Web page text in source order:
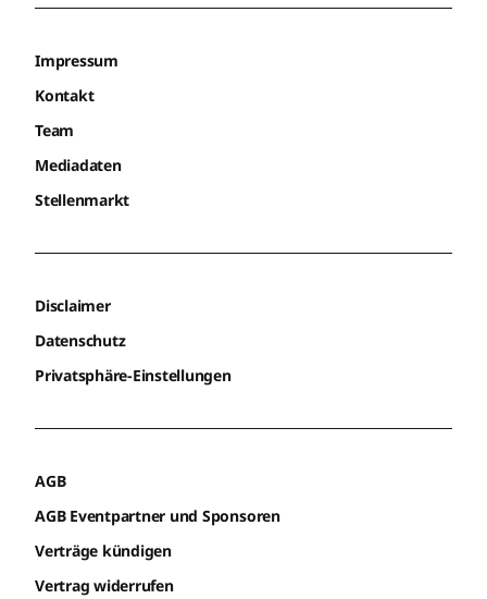
Impressum
Kontakt
Team
Mediadaten
Stellenmarkt
Disclaimer
Datenschutz
Privatsphäre-Einstellungen
AGB
AGB Eventpartner und Sponsoren
Verträge kündigen
Vertrag widerrufen